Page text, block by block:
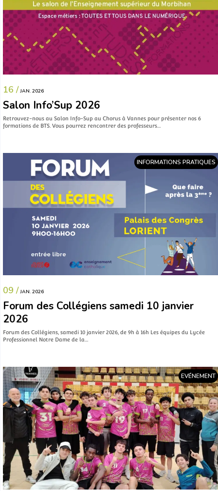
16 / JAN. 2026
Salon Info’Sup 2026
Retrouvez-nous au Salon Info-Sup au Chorus à Vannes pour présenter nos 6
formations de BTS. Vous pourrez rencontrer des professeurs…
INFORMATIONS PRATIQUES
09 / JAN. 2026
Forum des Collégiens samedi 10 janvier
2026
Forum des Collégiens, samedi 10 janvier 2026, de 9h à 16h Les équipes du Lycée
Professionnel Notre Dame de la…
EVÉNEMENT